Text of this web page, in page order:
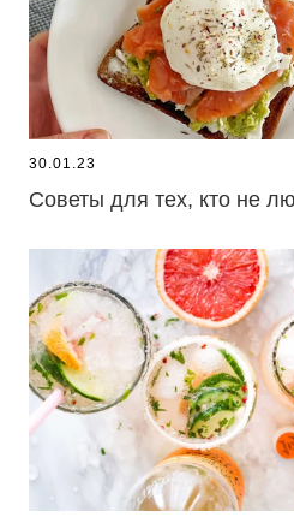
30.01.23
Советы для тех, кто не